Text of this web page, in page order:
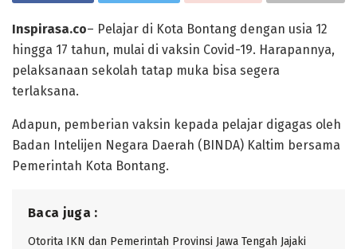
Inspirasa.co– Pelajar di Kota Bontang dengan usia 12
hingga 17 tahun, mulai di vaksin Covid-19. Harapannya,
pelaksanaan sekolah tatap muka bisa segera
terlaksana.
Adapun, pemberian vaksin kepada pelajar digagas oleh
Badan Intelijen Negara Daerah (BINDA) Kaltim bersama
Pemerintah Kota Bontang.
Baca juga :
Otorita IKN dan Pemerintah Provinsi Jawa Tengah Jajaki